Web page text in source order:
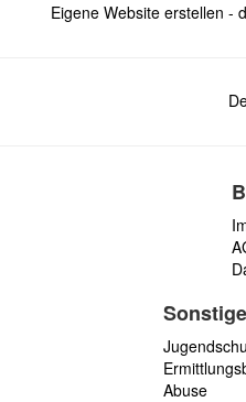
Eigene Website erstellen -
Abuse